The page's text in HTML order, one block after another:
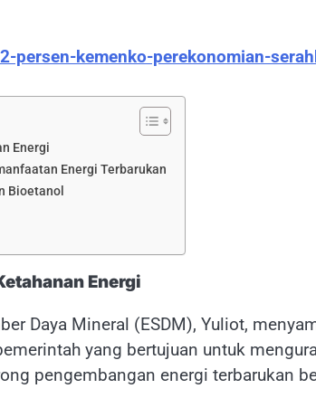
persen-kemenko-perekonomian-
Energi
Energi Terbarukan
Bioetanol
Energi
Daya Mineral (ESDM), Yuliot,
yang bertujuan untuk
pengembangan energi terbarukan